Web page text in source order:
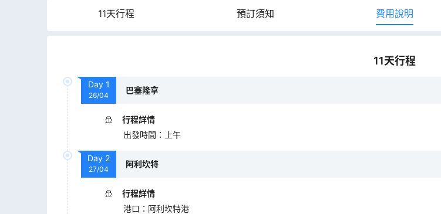
11天行程 預訂須知 費用說明
11天行程
Day 1
26/04
巴塞隆拿
行程詳情
出發時間 ： 上午
Day 2
27/04
阿利坎特
行程詳情
港口 ： 阿利坎特港